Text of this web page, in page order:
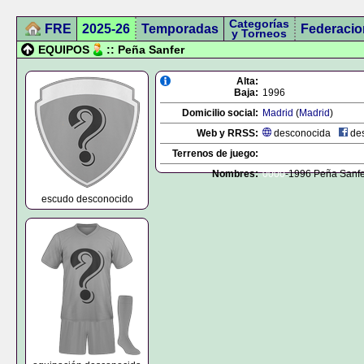
FRE 2025-26 Temporadas Categorías
y Torneos
EQUIPOS :: Peña Sanfer
escudo desconocido
Alta:
Baja: 1996
Domicilio social: Madrid (Madrid)
Web y RRSS:
desconocida
Terrenos de juego:
Nombres: 0000-1996 Peña